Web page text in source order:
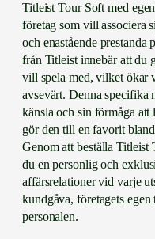
S
o
f
t
–
M
e
d
e
g
e
n
l
Titleist Tour Soft med
företag som vill associera
och enastående
från Titleist innebär att du
vill spela med, vilket ökar
avsevärt. Denna
känsla och sin förmåga
gör den till en favorit
Genom att beställa Titleist
du en personlig och
affärsrelationer vid varje
kundgåva, företagets
personalen.